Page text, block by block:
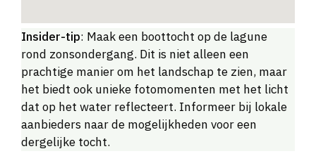
Insider-tip: Maak een boottocht op de lagune
rond zonsondergang. Dit is niet alleen een
prachtige manier om het landschap te zien, maar
het biedt ook unieke fotomomenten met het licht
dat op het water reflecteert. Informeer bij lokale
aanbieders naar de mogelijkheden voor een
dergelijke tocht.